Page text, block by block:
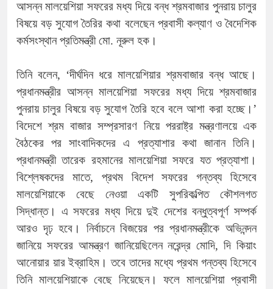
আসন্ন মালয়েশিয়া সফরের মধ্য দিয়ে বন্ধ শ্রমবাজার পুনরায় চালুর
বিষয়ে বড় সুযোগ তৈরির কথা বলেছেন প্রবাসী কল্যাণ ও বৈদেশিক
কর্মসংস্থান প্রতিমন্ত্রী মো. নূরুল হক।
তিনি বলেন, ‘দীর্ঘদিন ধরে মালয়েশিয়ার শ্রমবাজার বন্ধ আছে।
প্রধানমন্ত্রীর আসন্ন মালয়েশিয়া সফরের মধ্য দিয়ে শ্রমবাজার
পুনরায় চালুর বিষয়ে বড় সুযোগ তৈরি হবে বলে আশা করা হচ্ছে।’
বিদেশে শ্রম বাজার সম্প্রসারণ নিয়ে পররাষ্ট্র মন্ত্রণালয়ে এক
বৈঠকের পর সাংবাদিকদের এ প্রত্যাশার কথা জানান তিনি।
প্রধানমন্ত্রী তারেক রহমানের মালয়েশিয়া সফরে যত প্রত্যাশা।
বিশ্লেষকদের মাতে, প্রথম বিদেশ সফরের গন্তব্য হিসেবে
মালয়েশিয়াকে বেছে নেওয়া একটি সুপরিকল্পিত কৌশলগত
সিদ্ধান্ত। এ সফরের মধ্য দিয়ে দুই দেশের বন্ধুত্বপূর্ণ সম্পর্ক
আরও দৃঢ় হবে। নির্বাচনে বিজয়ের পর প্রধানমন্ত্রীকে অভিনন্দন
জানিয়ে সফরের আমন্ত্রণ জানিয়েছিলেন নরেন্দ্র মোদি, দি কিয়াং
আনোয়ার য়ার ইব্রাহিম। তবে তাদের মধ্যে প্রথম গন্তব্য হিসেবে
তিনি মালয়েশিয়াকে বেছে নিয়েছেন। ফলে মালয়েশিয়া প্রবাসী